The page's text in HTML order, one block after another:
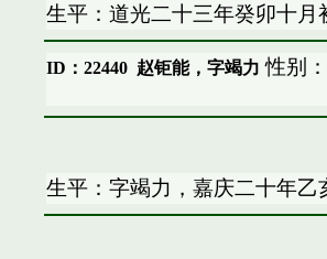
生平：道光二十三年癸卯十月
ID：22440 赵钜能，字竭力 性别
生平：字竭力，嘉庆二十年乙